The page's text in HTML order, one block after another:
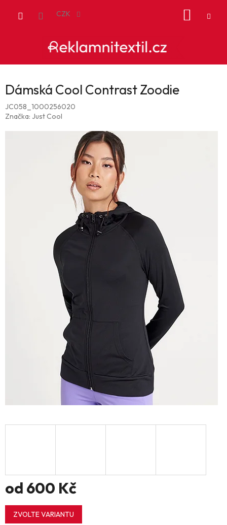
CZK
Dámská Cool Contrast Zoodie
JC058_1000256020
Značka: Just Cool
od 600 Kč
Měrná
cena:
ZVOLTE VARIANTU